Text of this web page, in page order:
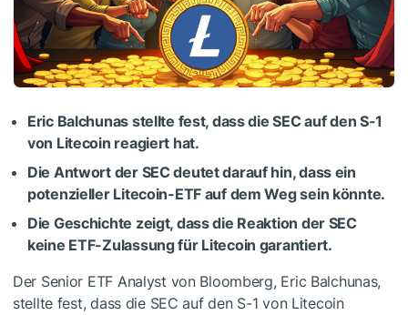
Eric Balchunas stellte fest, dass die SEC auf den S-1
von Litecoin reagiert hat.
Die Antwort der SEC deutet darauf hin, dass ein
potenzieller Litecoin-ETF auf dem Weg sein könnte.
Die Geschichte zeigt, dass die Reaktion der SEC
keine ETF-Zulassung für Litecoin garantiert.
Der Senior ETF Analyst von Bloomberg, Eric Balchunas,
stellte fest, dass die SEC auf den S-1 von Litecoin